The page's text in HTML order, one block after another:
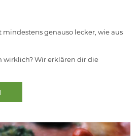
mindestens genauso lecker, wie aus
wirklich? Wir erklären dir die